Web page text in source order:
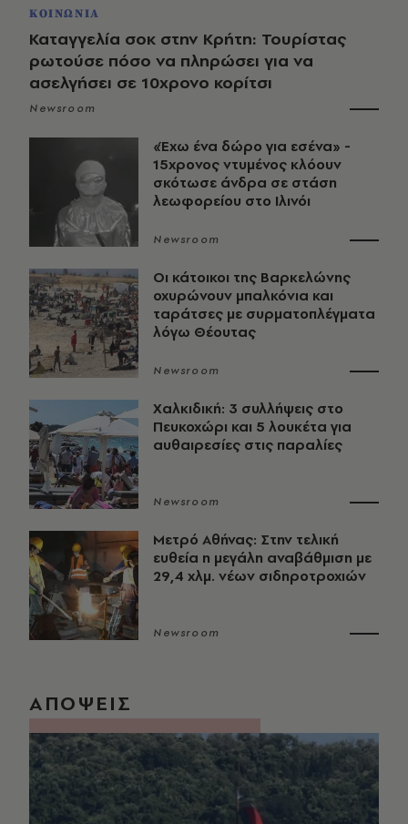
ΚΟΙΝΩΝΙΑ
Καταγγελία σοκ στην Κρήτη: Τουρίστας
ρωτούσε πόσο να πληρώσει για να
ασελγήσει σε 10χρονο κορίτσι
Newsroom
«Έχω ένα δώρο για εσένα» -
15χρονος ντυμένος κλόουν
σκότωσε άνδρα σε στάση
λεωφορείου στο Ιλινόι
Newsroom
Οι κάτοικοι της Βαρκελώνης
οχυρώνουν μπαλκόνια και
ταράτσες με συρματοπλέγματα
λόγω Θέουτας
Newsroom
Χαλκιδική: 3 συλλήψεις στο
Πευκοχώρι και 5 λουκέτα για
αυθαιρεσίες στις παραλίες
Newsroom
Μετρό Αθήνας: Στην τελική
ευθεία η μεγάλη αναβάθμιση με
29,4 χλμ. νέων σιδηροτροχιών
Newsroom
ΑΠΟΨΕΙΣ